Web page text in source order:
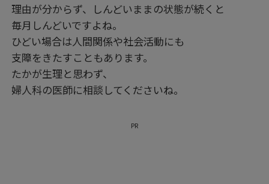
理由が分からず、しんどいままの状態が続くと
毎月しんどいですよね。
ひどい場合は人間関係や社会活動にも
支障をきたすこともあります。
たかが生理と思わず、
婦人科の医師に相談してくださいね。
PR